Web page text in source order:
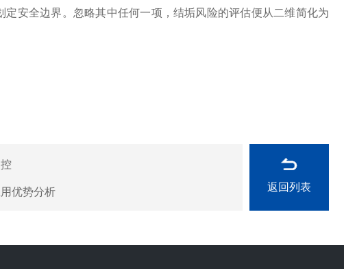
安全边界。忽略其中任何一项，结垢风险的评估便从二维简化为
优势分析 返回列表